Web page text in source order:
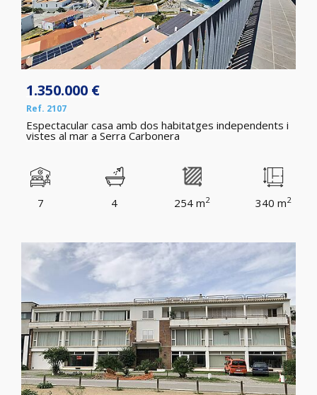
1.350.000 €
Ref. 2107
Espectacular casa amb dos habitatges independents i
vistes al mar a Serra Carbonera
7 4 254 m2 340 m2